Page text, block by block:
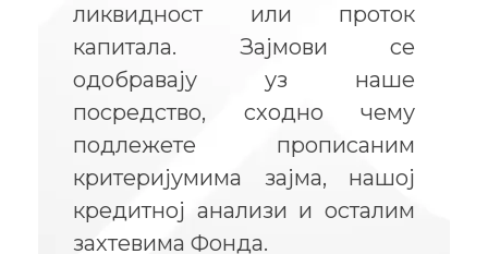
ликвидност или проток
капитала. Зајмови се
одобравају уз наше
посредство, сходно чему
подлежете прописаним
критеријумима зајма, нашој
кредитној анализи и осталим
захтевима Фонда.